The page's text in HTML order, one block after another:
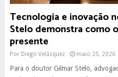
Tecnologia e inovação
Stelo demonstra como
presente
Por Diego Velázquez maio 25, 2026
Para o doutor Gilmar Stelo,